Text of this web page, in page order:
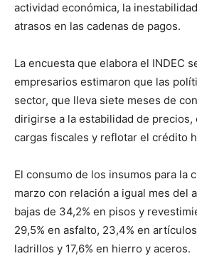
actividad económica, la
atrasos en las cadenas de pagos.
La encuesta que elabora el INDEC
empresarios estimaron que las
sector, que lleva siete meses de
dirigirse a la estabilidad de precios,
cargas fiscales y reflotar el crédito
El consumo de los insumos para la
marzo con relación a igual mes del
bajas de 34,2% en pisos y
29,5% en asfalto, 23,4% en
ladrillos y 17,6% en hierro y aceros.